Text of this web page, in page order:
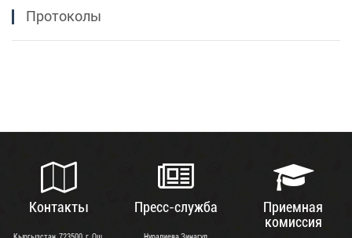
Протоколы
Контакты Пресс-служба
Приемная
комиссия